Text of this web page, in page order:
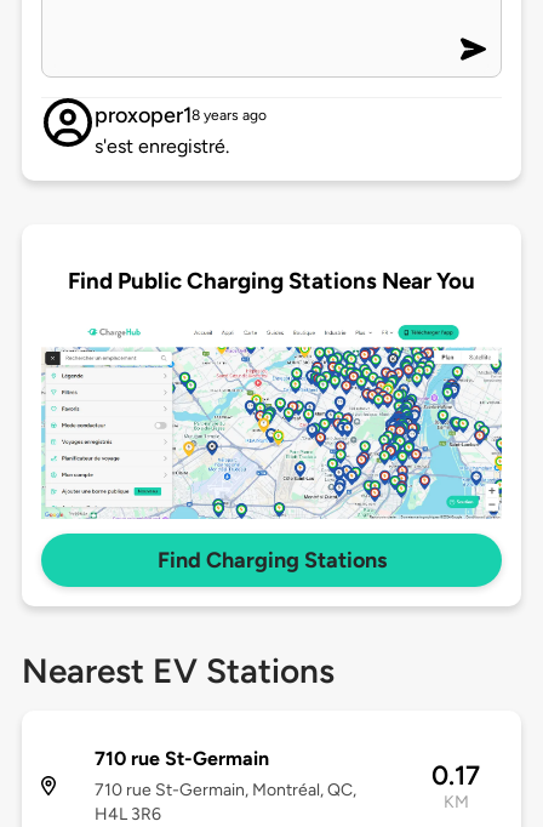
proxoper18 years ago
s'est enregistré.
Find Public Charging Stations Near You
Find Charging Stations
Nearest EV Stations
710 rue St-Germain
710 rue St-Germain, Montréal, QC,
H4L 3R6
0.17
KM